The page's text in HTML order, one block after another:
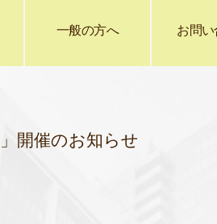
一般の方へ お問
開催のお知らせ